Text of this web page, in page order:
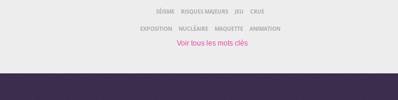
SÉISME RISQUES MAJEURS JEU CRUE
EXPOSITION NUCLÉAIRE MAQUETTE ANIMATION